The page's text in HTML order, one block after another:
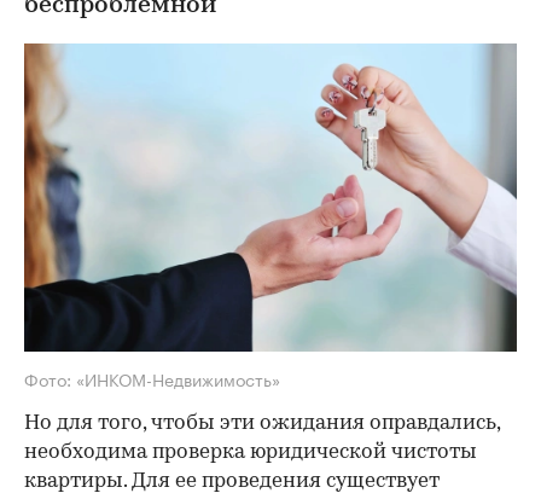
беспроблемной
Фото: «ИНКОМ-Недвижимость»
Но для того, чтобы эти ожидания оправдались,
необходима проверка юридической чистоты
квартиры. Для ее проведения существует